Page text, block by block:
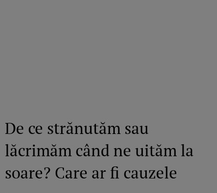
De ce strănutăm sau
lăcrimăm când ne uităm la
soare? Care ar fi cauzele